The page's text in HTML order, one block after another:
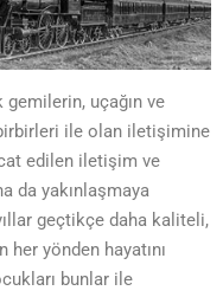
uçağın ve
ile olan iletişimine
edilen iletişim ve
da yakınlaşmaya
geçtikçe daha kaliteli,
yönden hayatını
bunlar ile